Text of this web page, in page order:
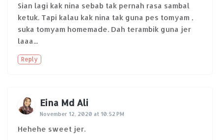
Sian lagi kak nina sebab tak pernah rasa sambal
ketuk. Tapi kalau kak nina tak guna pes tomyam ,
suka tomyam homemade. Dah terambik guna jer
laaa...
Reply
Eina Md Ali
November 12, 2020 at 10:52 PM
Hehehe sweet jer.